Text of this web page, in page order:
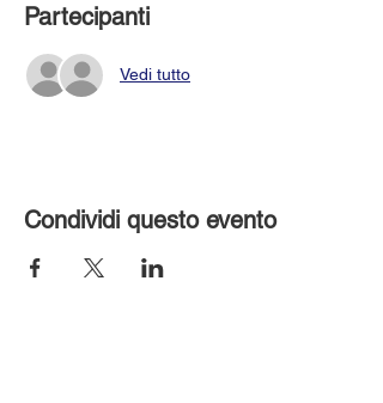
Partecipanti
Vedi tutto
Condividi questo evento